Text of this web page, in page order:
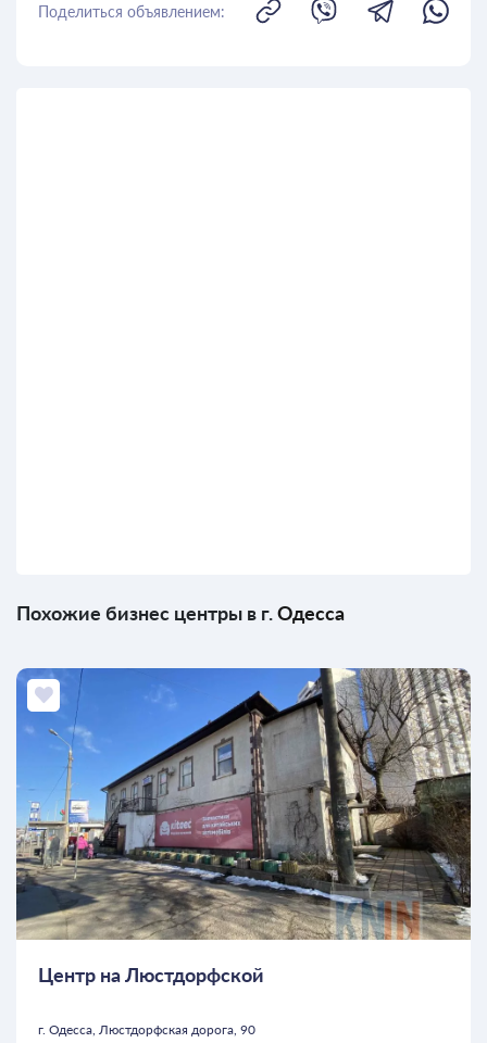
Поделиться объявлением:
Похожие бизнес центры в г.Одесса
Центр на Люстдорфской
г. Одесса, Люстдорфская дорога, 90